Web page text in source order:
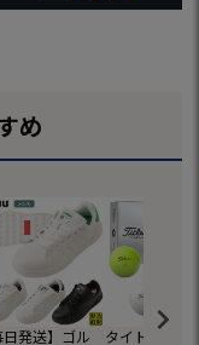
め
日発送】ゴル
タイトリスト